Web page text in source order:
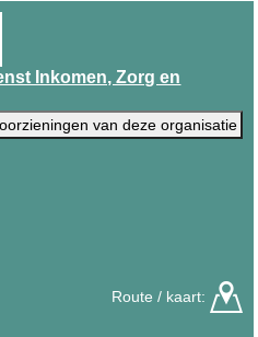
Inkomen, Zorg en
van deze organisatie
Route / kaart: